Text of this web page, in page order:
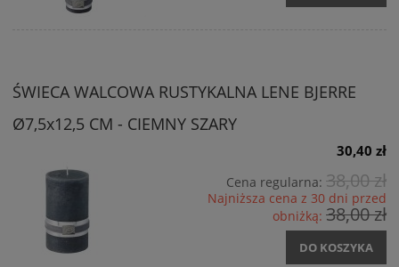
ŚWIECA WALCOWA RUSTYKALNA LENE BJERRE
Ø7,5x12,5 CM - CIEMNY SZARY
30,40 zł
Cena regularna: 38,00 zł
Najniższa cena z 30 dni przed
obniżką: 38,00 zł
DO KOSZYKA